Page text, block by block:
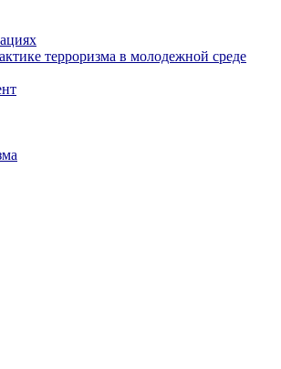
терроризма в молодежной среде